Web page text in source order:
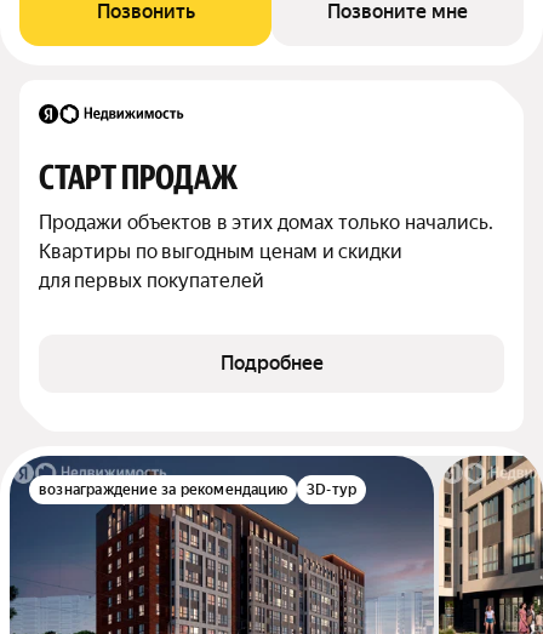
Позвонить Позвоните мне
СТАРТ ПРОДАЖ
Продажи объектов в этих домах только начались.
Квартиры по выгодным ценам и скидки
для первых покупателей
Подробнее
вознаграждение за рекомендацию 3D-тур